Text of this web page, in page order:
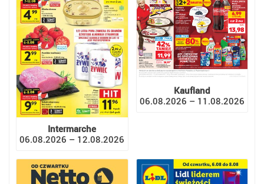
Intermarche
06.08.2026 – 12.08.2026
Kaufland
06.08.2026 – 11.08.2026